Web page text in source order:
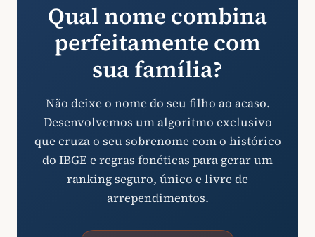
Qual nome combina
perfeitamente com
sua família?
Não deixe o nome do seu filho ao acaso.
Desenvolvemos um algoritmo exclusivo
que cruza o seu sobrenome com o histórico
do IBGE e regras fonéticas para gerar um
ranking seguro, único e livre de
arrependimentos.